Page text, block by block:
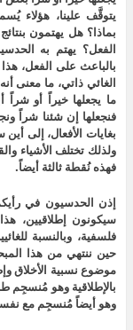
يتوقَّف علينا، هؤلاء
بماذا؟ هل يهتمون
الفعل؟ يهتم به
بالباعث على الفعل،
الغائي ذاتي، ما معنى
ما يجعلها خيراً أو شراً
فنجعلها إن شئنا شراً
بغايات الأفعال، إلى
ولذلك تختلف الأشياء
فهذه نُقطة ثالثة أيضاً.
إذن الحدسيون في
سيكونون إطلاقيين،
فلسفية، وبالنسبة
حين ننتهي من هذا
موضوع نسبية الأخلاق
بالإطلاقية وهو مُنسجِم
وهو أيضاً مُنسجِم مع